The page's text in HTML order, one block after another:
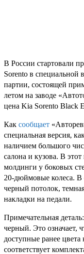
В России стартовали
Sorento в специальной
партии, состоящей
летом на заводе
цена Kia Sorento Black
Как сообщает
специальная версия,
наличием большого
салона и кузова. В
молдинги у боковых
20-дюймовые колеса. В
черный потолок,
накладки на педали.
Примечательная
черный. Это означает,
доступные ранее цвета
соответствует